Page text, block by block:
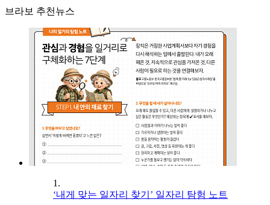
브라보 추천뉴스
1.
‘내게 맞는 일자리 찾기’ 일자리 탐험 노트